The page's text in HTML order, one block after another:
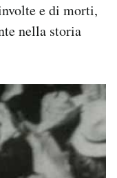
e di morti,
nella storia